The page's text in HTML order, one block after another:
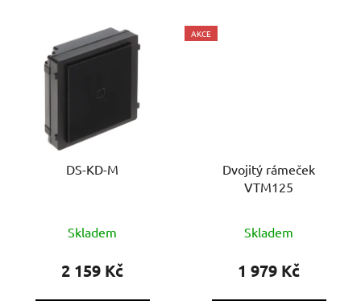
DS-KD-M
Skladem
2 159 Kč
AKCE
Dvojitý rámeček
VTM125
Skladem
1 979 Kč